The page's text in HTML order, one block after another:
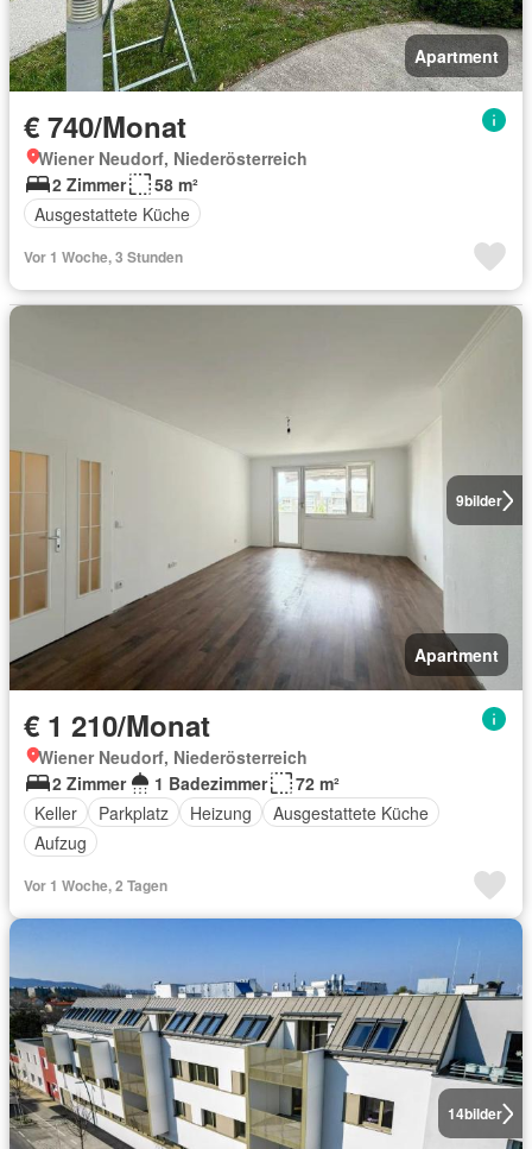
Apartment
€ 740/Monat
Wiener Neudorf, Niederösterreich
2 Zimmer
58 m²
Ausgestattete Küche
Vor 1 Woche, 3 Stunden
9bilder
Apartment
€ 1 210/Monat
Wiener Neudorf, Niederösterreich
2 Zimmer
1 Badezimmer
72 m²
Keller
Parkplatz Heizung
Ausgestattete Küche
Aufzug
Vor 1 Woche, 2 Tagen
14bilder